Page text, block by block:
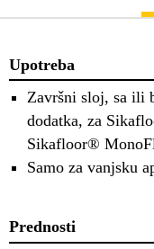
Upotreba
Završni sloj, sa ili
dodatka, za
Sikafloor®
Samo za vanjsku
Prednosti